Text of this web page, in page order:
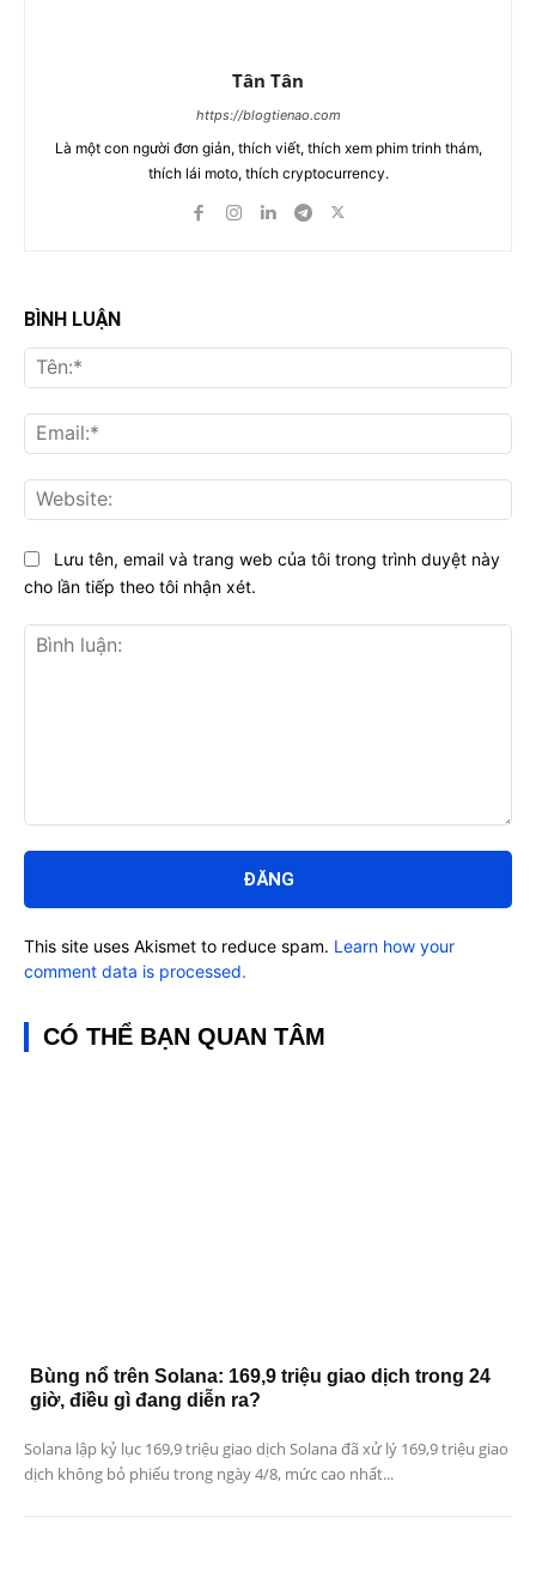
Tân Tân
https://blogtienao.com
Là một con người đơn giản, thích viết, thích xem phim trinh thám,
thích lái moto, thích cryptocurrency.
BÌNH LUẬN
luận:
Lưu tên, email và trang web của tôi trong trình duyệt này
cho lần tiếp theo tôi nhận xét.
This site uses Akismet to reduce spam. Learn how your
comment data is processed.
CÓ THỂ BẠN QUAN TÂM
Bùng nổ trên Solana: 169,9 triệu giao dịch trong 24
giờ, điều gì đang diễn ra?
Solana lập kỷ lục 169,9 triệu giao dịch Solana đã xử lý 169,9 triệu giao
dịch không bỏ phiếu trong ngày 4/8, mức cao nhất...